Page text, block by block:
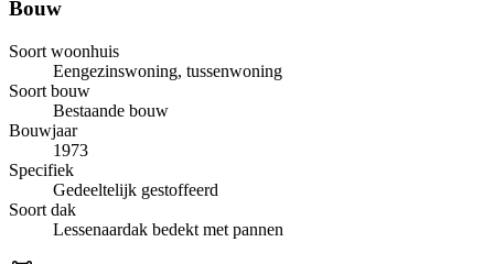
Bouw
Soort woonhuis
Eengezinswoning, tussenwoning
Soort bouw
Bestaande bouw
Bouwjaar
1973
Specifiek
Gedeeltelijk gestoffeerd
Soort dak
Lessenaardak bedekt met pannen